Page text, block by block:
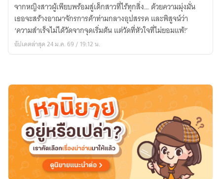
ผู้
พลิก
ชะตา
ใน
จากหญิงสาวผู้เพียบพร้อมสู่เด็กสาวที่ไร้ทุกสิ่ง… ด้วยความมุ่งมั่น
เธอจะสร้างอาณาจักรการค้าท่ามกลางอุปสรรค และพิสูจน์ว่า
‘ความสำเร็จไม่ได้วัดจากจุดเริ่มต้น แต่วัดที่หัวใจที่ไม่ยอมแพ้!’
อัปเดตล่าสุด 24 ม.ค. 69 / 19:12 น.